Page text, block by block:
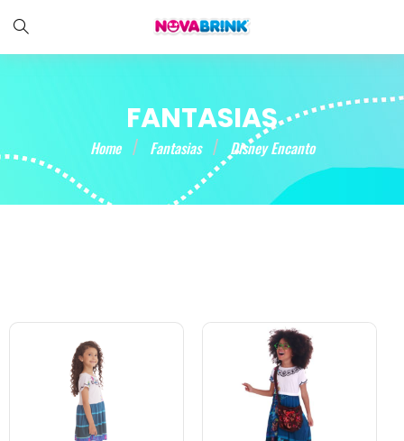
FANTASIAS
Home Fantasias Disney Encanto